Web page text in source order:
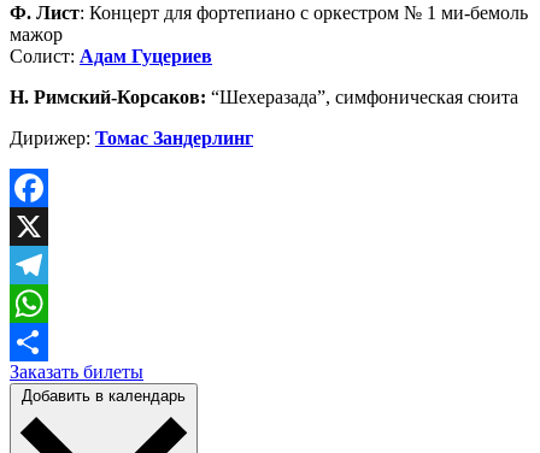
Ф. Лист: Концерт для фортепиано с оркестром № 1 ми-бемоль
мажор
Солист: Адам Гуцериев
Н. Римский-Корсаков: “Шехеразада”, симфоническая сюита
Дирижер: Томас Зандерлинг
Facebook
X
Telegram
WhatsApp
Отправить
Заказать билеты